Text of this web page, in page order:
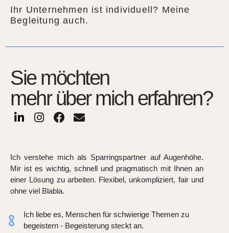
Ihr Unternehmen ist individuell? Meine
Begleitung auch.
Sie möchten
mehr über mich erfahren?
L
i
e
d
i
n
n
I
n
a
g
r
a
F
a
b
o
o
k
E
n
l
o
p
Ich verstehe mich als Sparringspartner auf Augenhöhe.
Mir ist es wichtig, schnell und pragmatisch mit Ihnen an
einer Lösung zu arbeiten. Flexibel, unkompliziert, fair und
ohne viel Blabla.
Ich liebe es, Menschen für schwierige Themen zu
begeistern - Begeisterung steckt an.